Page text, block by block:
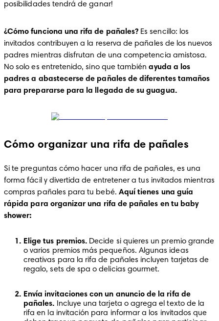
posibilidades tendrá de ganar!
¿Cómo funciona una rifa de pañales? Es sencillo: los
invitados contribuyen a la reserva de pañales de los nuevos
padres mientras disfrutan de una competencia amistosa.
No solo es entretenido, sino que también ayuda a los
padres a abastecerse de pañales de diferentes tamaños
para prepararse para la llegada de su guagua.
Cómo organizar una rifa de pañales
Si te preguntas cómo hacer una rifa de pañales, es una
forma fácil y divertida de entretener a tus invitados mientras
compras pañales para tu bebé. Aquí tienes una guía
rápida para organizar una rifa de pañales en tu baby
shower:
Elige tus premios. Decide si quieres un premio grande
o varios premios más pequeños. Algunas ideas
creativas para la rifa de pañales incluyen tarjetas de
regalo, sets de spa o delicias gourmet.
Envía invitaciones con un anuncio de la rifa de
pañales. Incluye una tarjeta o agrega el texto de la
rifa en la invitación para informar a los invitados que